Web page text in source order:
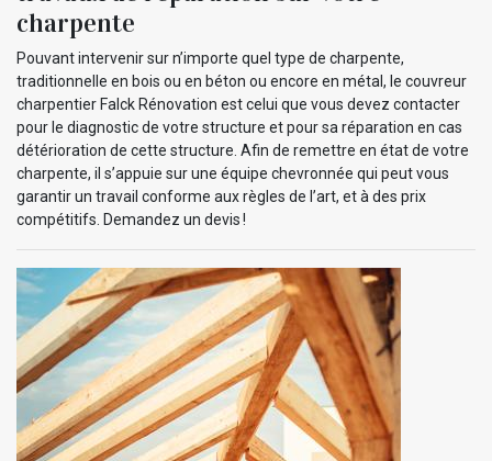
charpente
Pouvant intervenir sur n’importe quel type de charpente,
traditionnelle en bois ou en béton ou encore en métal, le couvreur
charpentier Falck Rénovation est celui que vous devez contacter
pour le diagnostic de votre structure et pour sa réparation en cas
détérioration de cette structure. Afin de remettre en état de votre
charpente, il s’appuie sur une équipe chevronnée qui peut vous
garantir un travail conforme aux règles de l’art, et à des prix
compétitifs. Demandez un devis !